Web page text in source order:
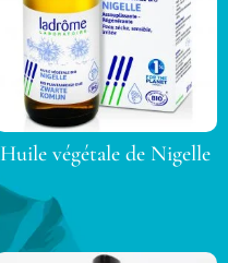
Huile végétale de Nigelle